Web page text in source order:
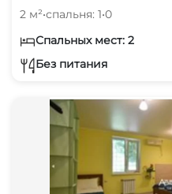
2 м²•спальня: 1•0
Спальных мест: 2
Без питания